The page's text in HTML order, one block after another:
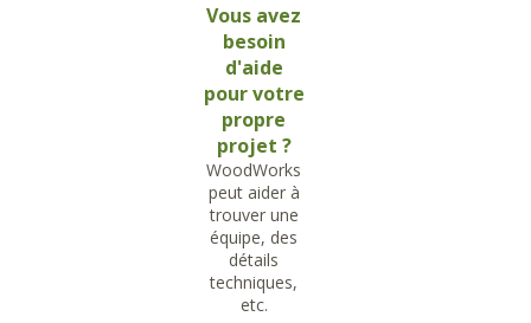
Vous avez
besoin
d'aide
pour votre
propre
projet ?
WoodWorks
peut aider à
trouver une
équipe, des
détails
techniques,
etc.